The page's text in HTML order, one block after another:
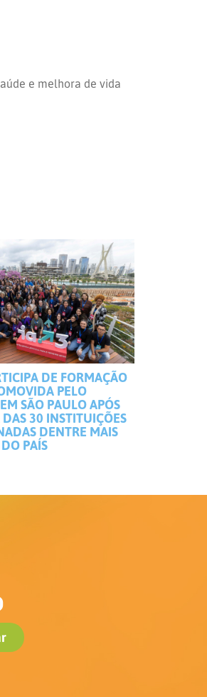
e melhora de vida
DE FORMAÇÃO
PELO
SÃO PAULO APÓS
30 INSTITUIÇÕES
DENTRE MAIS
PAÍS